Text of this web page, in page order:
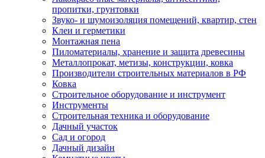
пропитки, грунтовки
Звуко- и шумоизоляция помещений, квартир, стен
Клеи и герметики
Монтажная пена
Пиломатериалы, хранение и защита древесины
Металлопрокат, метизы, конструкции, ковка
Производители строительных материалов в РФ
Ковка
Строительное оборудование и инструмент
Инструменты
Строительная техника и оборудование
Дачный участок
Сад и огород
Дачный дизайн